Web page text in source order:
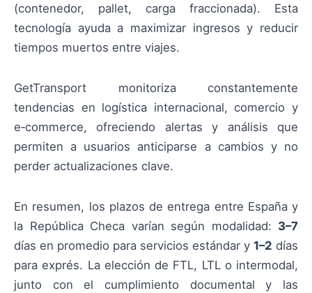
(contenedor, pallet, carga fraccionada). Esta
tecnología ayuda a maximizar ingresos y reducir
tiempos muertos entre viajes.
GetTransport monitoriza constantemente
tendencias en logística internacional, comercio y
e‑commerce, ofreciendo alertas y análisis que
permiten a usuarios anticiparse a cambios y no
perder actualizaciones clave.
En resumen, los plazos de entrega entre España y
la República Checa varían según modalidad: 3–7
días en promedio para servicios estándar y 1–2 días
para exprés. La elección de FTL, LTL o intermodal,
junto con el cumplimiento documental y las